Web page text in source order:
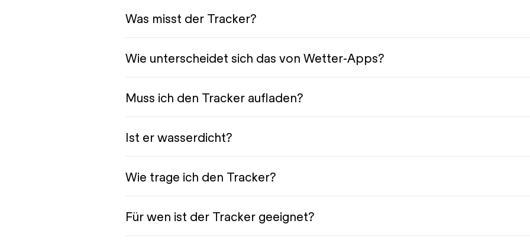
Was misst der Tracker?
Wie unterscheidet sich das von Wetter-Apps?
Muss ich den Tracker aufladen?
Ist er wasserdicht?
Wie trage ich den Tracker?
Für wen ist der Tracker geeignet?